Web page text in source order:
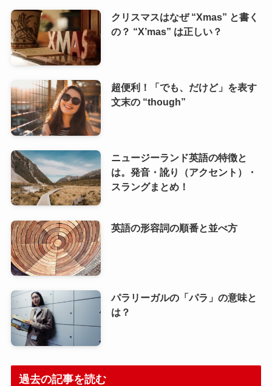
クリスマスはなぜ “Xmas” と書く
の？ “X’mas” は正しい？
超便利！「でも、だけど」を表す
文末の “though”
ニュージーランド英語の特徴と
は。発音・訛り（アクセント）・
スラングまとめ！
英語の形容詞の順番と並べ方
パラリーガルの「パラ」の意味と
は？
過去の記事を読む